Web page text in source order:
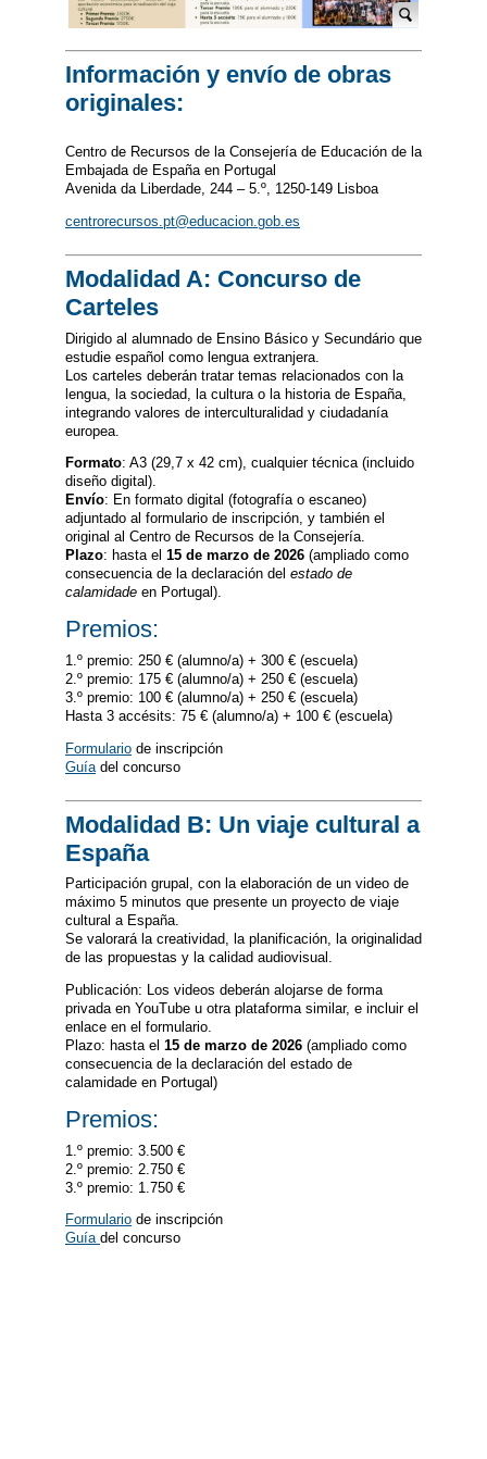
Información y envío de obras
originales:
Centro de Recursos de la Consejería de Educación de la
Embajada de España en Portugal
Avenida da Liberdade, 244 – 5.º, 1250-149 Lisboa
centrorecursos.pt@educacion.gob.es
Modalidad A: Concurso de
Carteles
Dirigido al alumnado de Ensino Básico y Secundário que
estudie español como lengua extranjera.
Los carteles deberán tratar temas relacionados con la
lengua, la sociedad, la cultura o la historia de España,
integrando valores de interculturalidad y ciudadanía
europea.
Formato: A3 (29,7 x 42 cm), cualquier técnica (incluido
diseño digital).
Envío: En formato digital (fotografía o escaneo)
adjuntado al formulario de inscripción, y también el
original al Centro de Recursos de la Consejería.
Plazo: hasta el 15 de marzo de 2026 (ampliado como
consecuencia de la declaración del estado de
calamidade en Portugal).
Premios:
1.º premio: 250 € (alumno/a) + 300 € (escuela)
2.º premio: 175 € (alumno/a) + 250 € (escuela)
3.º premio: 100 € (alumno/a) + 250 € (escuela)
Hasta 3 accésits: 75 € (alumno/a) + 100 € (escuela)
Formulario de inscripción
Guía del concurso
Modalidad B: Un viaje cultural a
España
Participación grupal, con la elaboración de un video de
máximo 5 minutos que presente un proyecto de viaje
cultural a España.
Se valorará la creatividad, la planificación, la originalidad
de las propuestas y la calidad audiovisual.
Publicación: Los videos deberán alojarse de forma
privada en YouTube u otra plataforma similar, e incluir el
enlace en el formulario.
Plazo: hasta el 15 de marzo de 2026 (ampliado como
consecuencia de la declaración del estado de
calamidade en Portugal)
Premios:
1.º premio: 3.500 €
2.º premio: 2.750 €
3.º premio: 1.750 €
Formulario de inscripción
Guía del concurso